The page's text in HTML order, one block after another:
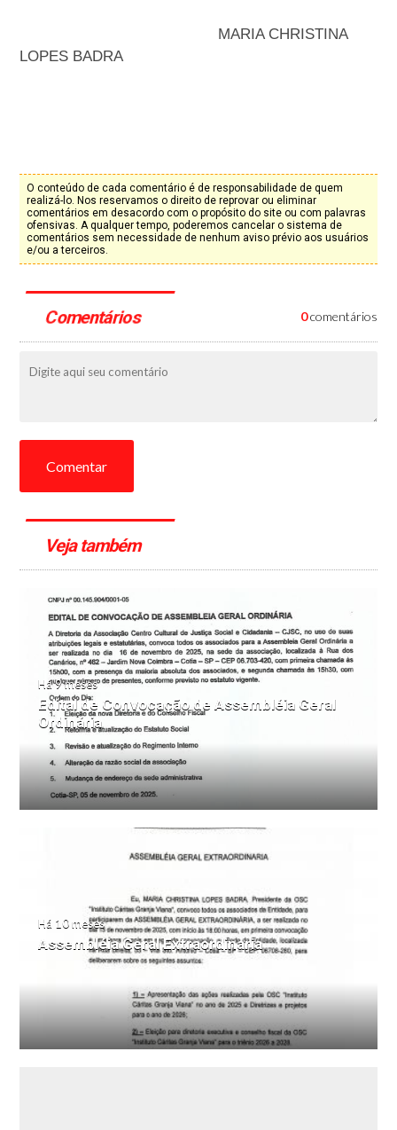
MARIA CHRISTINA
LOPES BADRA
O conteúdo de cada comentário é de responsabilidade de quem
realizá-lo. Nos reservamos o direito de reprovar ou eliminar
comentários em desacordo com o propósito do site ou com palavras
ofensivas. A qualquer tempo, poderemos cancelar o sistema de
comentários sem necessidade de nenhum aviso prévio aos usuários
e/ou a terceiros.
Comentários 0comentários
Comentar
Veja também
Há 9 meses
Edital de Convocação de Assembléia Geral
Ordinária
Há 10 meses
Assembléia Geral Extraordinaria